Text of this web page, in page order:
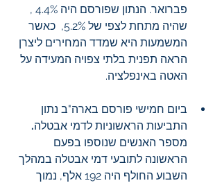
פברואר. הנתון שפורסם היה 4.4% ,
שהיה מתחת לצפי של 5.2%,  כאשר
המשמעות היא שמדד המחירים ליצרן
הראה תפנית בלתי צפויה המעידה על
האטה באינפלציה.
ביום חמישי פורסם בארה"ב נתון
התביעות הראשוניות לדמי אבטלה.
מספר האנשים שנוספו בפעם
הראשונה לתובעי דמי אבטלה במהלך
השבוע החולף היה 192 אלף, נמוך